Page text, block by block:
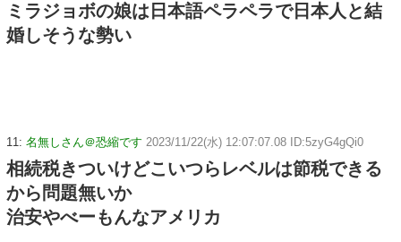
ミラジョボの娘は日本語ペラペラで日本人と結
婚しそうな勢い
11: 名無しさん＠恐縮です 2023/11/22(水) 12:07:07.08 ID:5zyG4gQi0
相続税きついけどこいつらレベルは節税できる
から問題無いか
治安やべーもんなアメリカ